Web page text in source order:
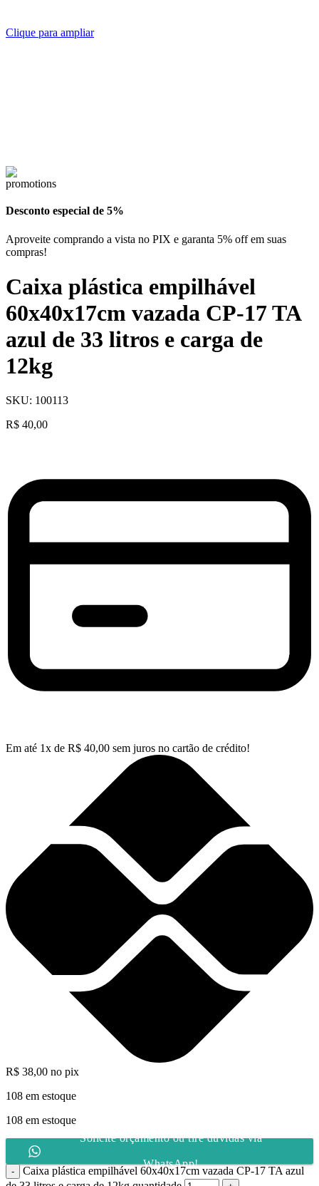
Clique para ampliar
Desconto especial de 5%
Aproveite comprando a vista no PIX e garanta 5% off em suas
compras!
Caixa plástica empilhável
60x40x17cm vazada CP-17 TA
azul de 33 litros e carga de
12kg
SKU: 100113
R$ 40,00
Em até 1x de R$ 40,00 sem juros no cartão de crédito!
R$ 38,00 no pix
108 em estoque
108 em estoque
Solicite orçamento ou tire dúvidas via
WhatsApp!
Caixa plástica empilhável 60x40x17cm vazada CP-17 TA azul